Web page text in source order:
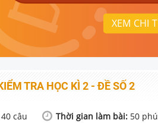
XEM CHI
TRA HỌC KÌ 2 - ĐỀ SỐ 2
40câu Thời gian làm bài: 50